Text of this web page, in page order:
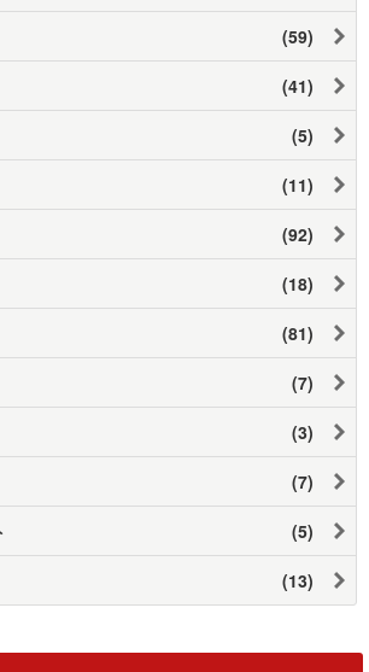
(59)
(41)
(5)
(11)
(92)
(18)
(81)
(7)
(3)
(7)
(5)
(13)